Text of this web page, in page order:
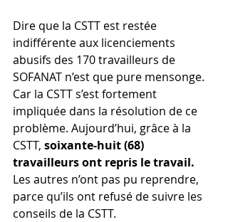
Dire que la CSTT est restée
indifférente aux licenciements
abusifs des 170 travailleurs de
SOFANAT n’est que pure mensonge.
Car la CSTT s’est fortement
impliquée dans la résolution de ce
problème. Aujourd’hui, grâce à la
CSTT, soixante-huit (68)
travailleurs ont repris le travail.
Les autres n’ont pas pu reprendre,
parce qu’ils ont refusé de suivre les
conseils de la CSTT.